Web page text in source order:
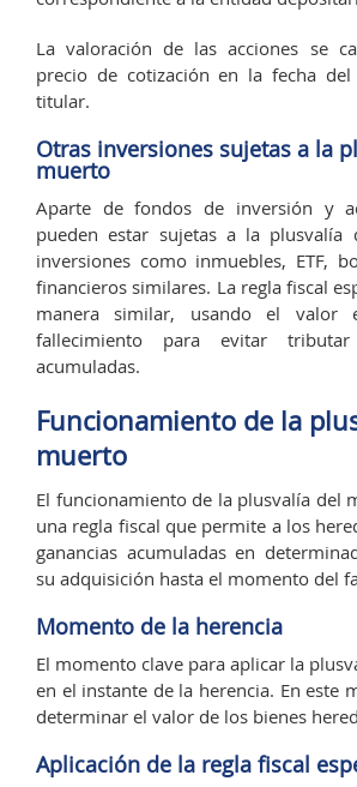
La valoración de las acciones se
precio de cotización en la fecha
titular.
Otras inversiones sujetas a la
muerto
Aparte de fondos de inversión y
pueden estar sujetas a la plusvalía
inversiones como inmuebles, ETF,
financieros similares. La regla fiscal
manera similar, usando el valor
fallecimiento para evitar
acumuladas.
Funcionamiento de la
muerto
El funcionamiento de la plusvalía del
una regla fiscal que permite a los
ganancias acumuladas en
su adquisición hasta el momento del
Momento de la herencia
El momento clave para aplicar la
en el instante de la herencia. En este
determinar el valor de los bienes
Aplicación de la regla fiscal